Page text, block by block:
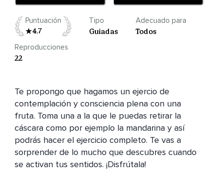
Puntuación
4.7
Tipo
Guiadas
Adecuado para
Todos
Reproducciones
22
Te propongo que hagamos un ejercio de
contemplación y consciencia plena con una
fruta. Toma una a la que le puedas retirar la
cáscara como por ejemplo la mandarina y así
podrás hacer el ejercicio completo. Te vas a
sorprender de lo mucho que descubres cuando
se activan tus sentidos. ¡Disfrútala!